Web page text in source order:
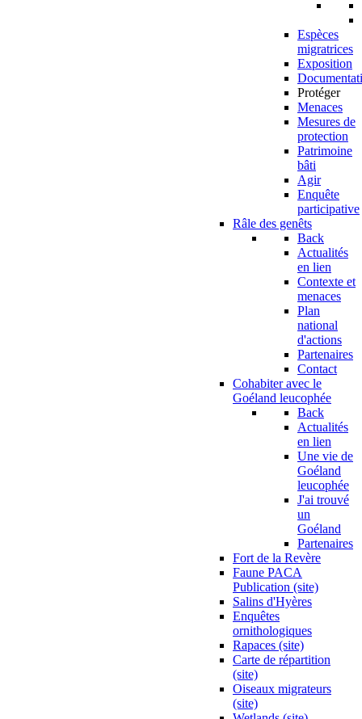
Espèces
migratrices
Exposition
Protéger
Menaces
Mesures de
protection
Patrimoine
bâti
Agir
Enquête
participative
Râle des genêts
Back
Actualités
en lien
Contexte et
menaces
Plan
national
d'actions
Partenaires
Contact
Cohabiter avec le
Goéland leucophée
Back
Actualités
en lien
Une vie de
Goéland
leucophée
J'ai trouvé
un
Goéland
Partenaires
Fort de la Revère
Faune PACA
Publication (site)
Salins d'Hyères
Enquêtes
ornithologiques
Rapaces (site)
Carte de répartition
(site)
Oiseaux migrateurs
(site)